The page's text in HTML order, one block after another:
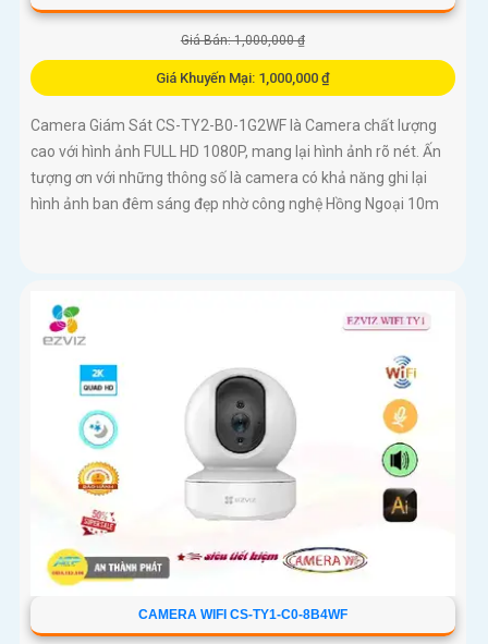
Giá Bán: 1,000,000 ₫
Giá Khuyến Mại: 1,000,000 ₫
Camera Giám Sát CS-TY2-B0-1G2WF là Camera chất lượng
cao với hình ảnh FULL HD 1080P, mang lại hình ảnh rõ nét. Ấn
tượng ơn với những thông số là camera có khả năng ghi lại
hình ảnh ban đêm sáng đẹp nhờ công nghệ Hồng Ngoại 10m
CAMERA WIFI CS-TY1-C0-8B4WF